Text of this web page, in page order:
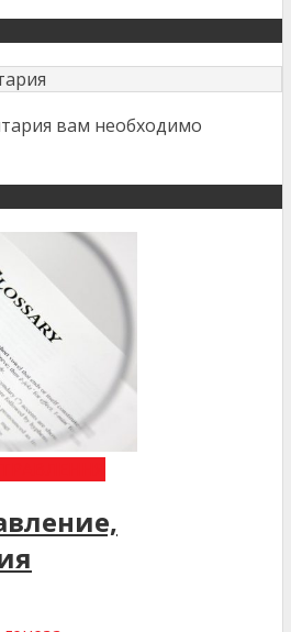
вам необходимо